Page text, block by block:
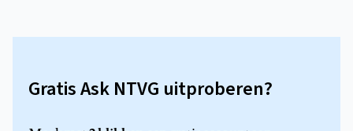
Gratis Ask NTVG uitproberen?